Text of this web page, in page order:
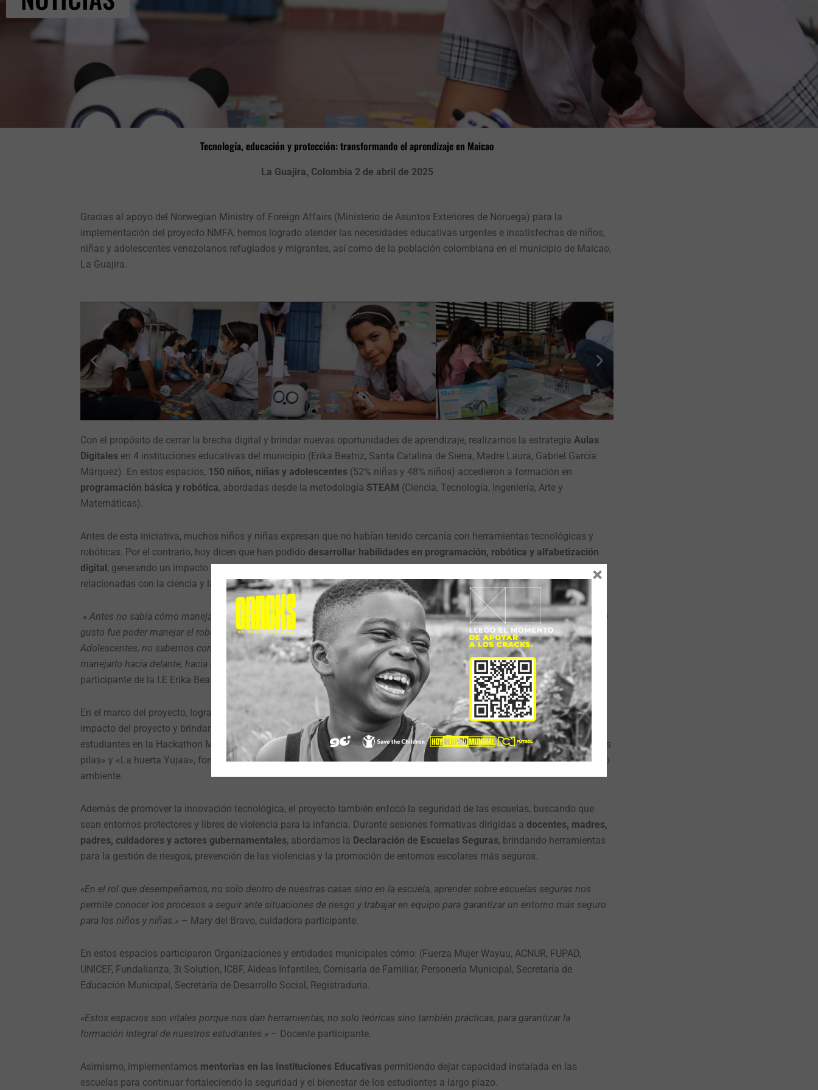
Tecnología, educación y protección: transformando el aprendizaje en Maicao
La Guajira, Colombia 2 de abril de 2025
Gracias al apoyo del Norwegian Ministry of Foreign Affairs (Ministerio de Asuntos Exteriores de Noruega) para la
implementación del proyecto NMFA, hemos logrado atender las necesidades educativas urgentes e insatisfechas de niños,
niñas y adolescentes venezolanos refugiados y migrantes, así como de la población colombiana en el municipio de Maicao,
La Guajira.
Con el propósito de cerrar la brecha digital y brindar nuevas oportunidades de aprendizaje, realizamos la estrategia Aulas
Digitales en 4 instituciones educativas del municipio (Erika Beatriz, Santa Catalina de Siena, Madre Laura, Gabriel García
Márquez). En estos espacios, 150 niños, niñas y adolescentes (52% niñas y 48% niños) accedieron a formación en
programación básica y robótica, abordadas desde la metodología STEAM (Ciencia, Tecnología, Ingeniería, Arte y
Matemáticas).
Antes de esta iniciativa, muchos niños y niñas expresan que no habían tenido cercanía con herramientas tecnológicas y
robóticas. Por el contrario, hoy dicen que han podido desarrollar habilidades en programación, robótica y alfabetización
digital, generando un impacto positivo en su proceso de aprendizaje en la escuela y fortaleciendo su interés en carreras
relacionadas con la ciencia y la tecnología.
« Antes no sabía cómo manejar un robot. Ahora lo sé correctamente, aprendemos más usando la tecnología.Lo que más me
gusto fue poder manejar el robot M-tiny. Aprendí muchas cosas, como controlar emociones, porque a veces nosotros como
Adolescentes, no sabemos controlar nuestras emociones y ahí yo pude aprender cómo podría hacerlo. Y también aprendí a
manejarlo hacia delante, hacia atrás y aquello. La profesora nos ayudó mucho y entendí muy bien»– Ivon*, estudiante
participante de la I.E Erika Beatriz.
En el marco del proyecto, logramos alianzas clave Google y la Universidad de La Guajira, lo que permitió ampliar el
impacto del proyecto y brindar más oportunidades a los participantes; destacando también la participación de los
estudiantes en la Hackathon Municipal de Robótica, y su interacción en las iniciativas ambientales «Hey, ponte pilas con las
pilas» y «La huerta Yujaa», fomentando así el compromiso de los niños y niñas con la sostenibilidad y el cuidado del medio
ambiente.
Además de promover la innovación tecnológica, el proyecto también enfocó la seguridad de las escuelas, buscando que
sean entornos protectores y libres de violencia para la infancia. Durante sesiones formativas dirigidas a docentes, madres,
padres, cuidadores y actores gubernamentales, abordamos la Declaración de Escuelas Seguras, brindando herramientas
para la gestión de riesgos, prevención de las violencias y la promoción de entornos escolares más seguros.
«En el rol que desempeñamos, no solo dentro de nuestras casas sino en la escuela, aprender sobre escuelas seguras nos
permite conocer los procesos a seguir ante situaciones de riesgo y trabajar en equipo para garantizar un entorno más seguro
para los niños y niñas.» – Mary del Bravo, cuidadora participante.
En estos espacios participaron Organizaciones y entidades municipales cómo: (Fuerza Mujer Wayuu, ACNUR, FUPAD,
UNICEF, Fundalianza, 3i Solution, ICBF, Aldeas Infantiles, Comisaría de Familiar, Personería Municipal, Secretaría de
Educación Municipal, Secretaría de Desarrollo Social, Registraduría.
«Estos espacios son vitales porque nos dan herramientas, no solo teóricas sino también prácticas, para garantizar la
formación integral de nuestros estudiantes.» – Docente participante.
Asimismo, implementamos mentorías en las Instituciones Educativas permitiendo dejar capacidad instalada en las
escuelas para continuar fortaleciendo la seguridad y el bienestar de los estudiantes a largo plazo.
×